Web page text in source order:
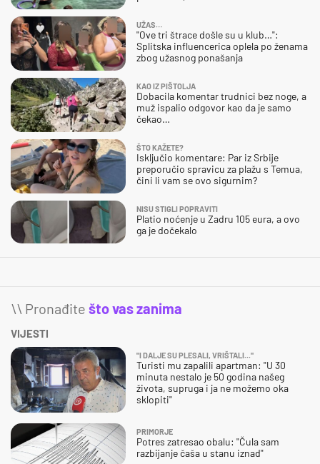
UŽAS…
"Ove tri štrace došle su u klub…":
Splitska influencerica oplela po ženama
zbog užasnog ponašanja
KAO IZ PIŠTOLJA
Dobacila komentar trudnici bez noge, a
muž ispalio odgovor kao da je samo
čekao…
ŠTO KAŽETE?
Isključio komentare: Par iz Srbije
preporučio spravicu za plažu s Temua,
čini li vam se ovo sigurnim?
NISU STIGLI POPRAVITI
Platio noćenje u Zadru 105 eura, a ovo
ga je dočekalo
\\ Pronađite što vas zanima
VIJESTI
"I DALJE SU PLESALI, VRIŠTALI..."
Turisti mu zapalili apartman: "U 30
minuta nestalo je 50 godina našeg
života, supruga i ja ne možemo oka
sklopiti"
PRIMORJE
Potres zatresao obalu: "Čula sam
razbijanje čaša u stanu iznad"